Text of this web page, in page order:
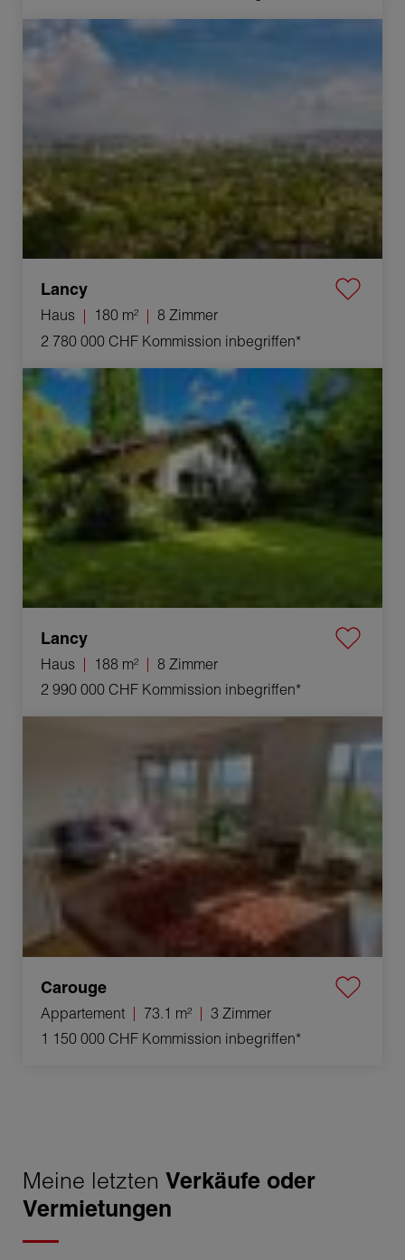
Verkauf Haus Lancy 8 Zimmer 180 m²
Lancy
Haus 180 m²
8 Zimmer
2 780 000 CHF Kommission inbegriffen*
Verkauf Haus Lancy 8 Zimmer 188 m²
Lancy
Haus 188 m²
8 Zimmer
2 990 000 CHF Kommission inbegriffen*
Verkauf Appartement Carouge 3 Zimmer 73.1 m²
Carouge
Appartement 73.1 m²
3 Zimmer
1 150 000 CHF Kommission inbegriffen*
Meine letzten Verkäufe oder
Vermietungen